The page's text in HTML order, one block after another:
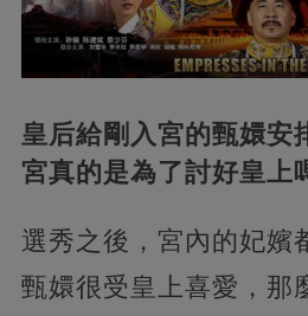
皇后給剛入宮的甄嬛安
宮真的是為了討好皇上
選秀之後，宮內的妃嬪
甄嬛很受皇上喜愛，那